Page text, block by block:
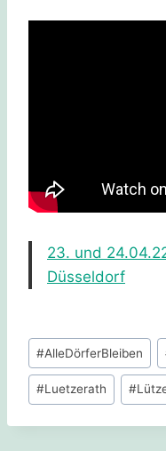
23. und
Düsseldorf
Schlagworte:
#AlleDörferBleiben
#Luetzerath #